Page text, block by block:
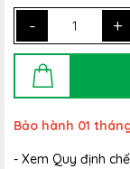
- +
Bảo hành 01
- Xem Quy định